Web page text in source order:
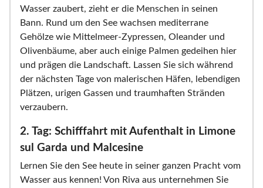
Wasser zaubert, zieht er die Menschen in seinen
Bann. Rund um den See wachsen mediterrane
Gehölze wie Mittelmeer-Zypressen, Oleander und
Olivenbäume, aber auch einige Palmen gedeihen hier
und prägen die Landschaft. Lassen Sie sich während
der nächsten Tage von malerischen Häfen, lebendigen
Plätzen, urigen Gassen und traumhaften Stränden
verzaubern.
2. Tag: Schifffahrt mit Aufenthalt in Limone
sul Garda und Malcesine
Lernen Sie den See heute in seiner ganzen Pracht vom
Wasser aus kennen! Von Riva aus unternehmen Sie